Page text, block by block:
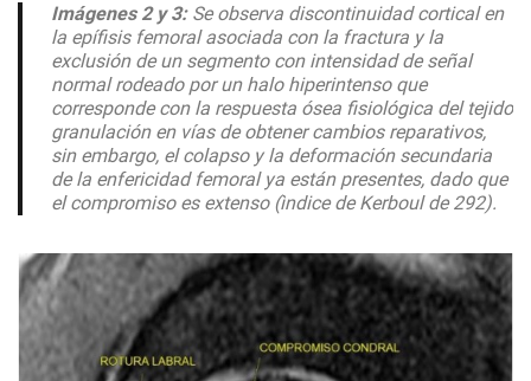
Imágenes 2 y 3:Se observa discontinuidad cortical en
la epífisis femoral asociada con la fractura y la
exclusión de un segmento con intensidad de señal
normal rodeado por un halo hiperintenso que
corresponde con la respuesta ósea fisiológica del tejido
granulación en vías de obtener cambios reparativos,
sin embargo, el colapso y la deformación secundaria
de la enfericidad femoral ya están presentes, dado que
el compromiso es extenso (ìndice de Kerboul de 292).